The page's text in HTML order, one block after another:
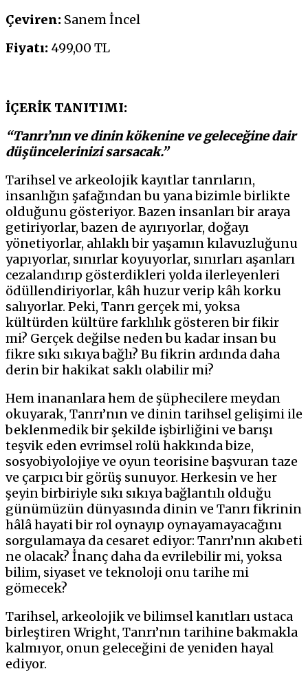
Çeviren: Sanem İncel
Fiyatı: 499,00 TL
İÇERİK TANITIMI:
“Tanrı’nın ve dinin kökenine ve geleceğine dair
düşüncelerinizi sarsacak.”
Tarihsel ve arkeolojik kayıtlar tanrıların,
insanlığın şafağından bu yana bizimle birlikte
olduğunu gösteriyor. Bazen insanları bir araya
getiriyorlar, bazen de ayırıyorlar, doğayı
yönetiyorlar, ahlaklı bir yaşamın kılavuzluğunu
yapıyorlar, sınırlar koyuyorlar, sınırları aşanları
cezalandırıp gösterdikleri yolda ilerleyenleri
ödüllendiriyorlar, kâh huzur verip kâh korku
salıyorlar. Peki, Tanrı gerçek mi, yoksa
kültürden kültüre farklılık gösteren bir fikir
mi? Gerçek değilse neden bu kadar insan bu
fikre sıkı sıkıya bağlı? Bu fikrin ardında daha
derin bir hakikat saklı olabilir mi?
Hem inananlara hem de şüphecilere meydan
okuyarak, Tanrı’nın ve dinin tarihsel gelişimi ile
beklenmedik bir şekilde işbirliğini ve barışı
teşvik eden evrimsel rolü hakkında bize,
sosyobiyolojiye ve oyun teorisine başvuran taze
ve çarpıcı bir görüş sunuyor. Herkesin ve her
şeyin birbiriyle sıkı sıkıya bağlantılı olduğu
günümüzün dünyasında dinin ve Tanrı fikrinin
hâlâ hayati bir rol oynayıp oynayamayacağını
sorgulamaya da cesaret ediyor: Tanrı’nın akıbeti
ne olacak? İnanç daha da evrilebilir mi, yoksa
bilim, siyaset ve teknoloji onu tarihe mi
gömecek?
Tarihsel, arkeolojik ve bilimsel kanıtları ustaca
birleştiren Wright, Tanrı’nın tarihine bakmakla
kalmıyor, onun geleceğini de yeniden hayal
ediyor.